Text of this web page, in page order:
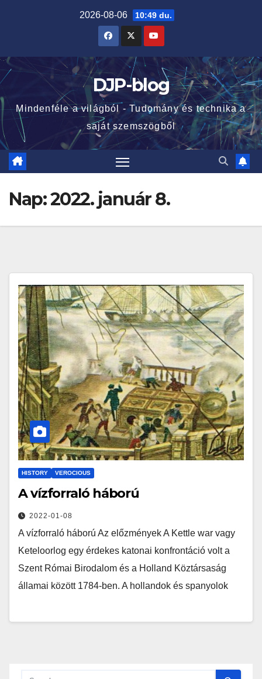
2026-08-06 10:49 du.
DJP-blog
Mindenféle a világból - Tudomány és technika a
saját szemszögből
Nap:2022. január 8.
HISTORY VEROCIOUS
A vízforraló háború
2022-01-08
A vízforraló háború Az előzmények A Kettle war vagy
Keteloorlog egy érdekes katonai konfrontáció volt a
Szent Római Birodalom és a Holland Köztársaság
államai között 1784-ben. A hollandok és spanyolok